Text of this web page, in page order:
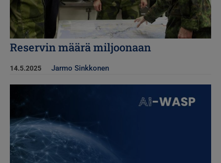
Reservin määrä miljoonaan
14.5.2025 Jarmo Sinkkonen